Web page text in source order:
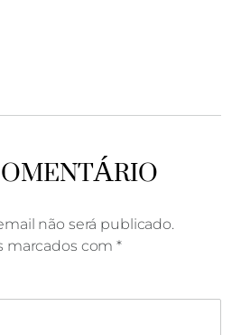
não será publicado.
marcados com*